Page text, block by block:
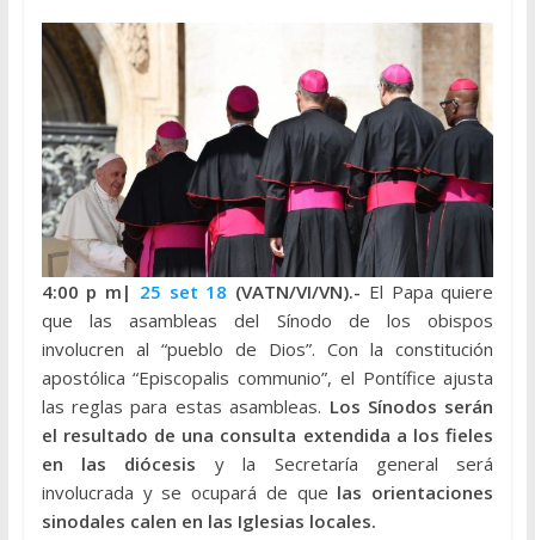
4:00 p m| 25 set 18 (VATN/VI/VN).- El Papa quiere
que las asambleas del Sínodo de los obispos
involucren al “pueblo de Dios”. Con la constitución
apostólica “Episcopalis communio”, el Pontífice ajusta
las reglas para estas asambleas. Los Sínodos serán
el resultado de una consulta extendida a los fieles
en las diócesis y la Secretaría general será
involucrada y se ocupará de que las orientaciones
sinodales calen en las Iglesias locales.